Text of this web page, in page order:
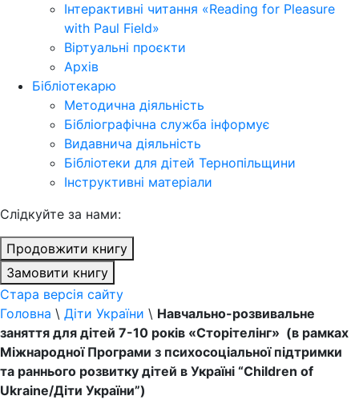
Інтерактивні читання «Reading for Pleasure
with Paul Field»
Віртуальні проєкти
Архів
Бібліотекарю
Методична діяльність
Бібліографічна служба інформує
Видавнича діяльність
Бібліотеки для дітей Тернопільщини
Інструктивні матеріали
Cлідкуйте за нами:
Продовжити книгу
Замовити книгу
Стара версія сайту
Головна \ Діти України \ Навчально-розвивальне
заняття для дітей 7-10 років «Сторітелінг» (в рамках
Міжнародної Програми з психосоціальної підтримки
та раннього розвитку дітей в Україні “Children of
Ukraine/Діти України”)